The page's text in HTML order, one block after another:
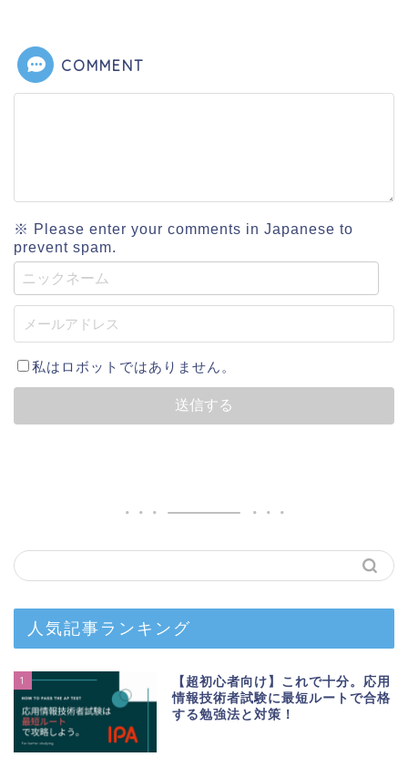
COMMENT
※ Please enter your comments in Japanese to
prevent spam.
私はロボットではありません。
人気記事ランキング
1
【超初心者向け】これで十分。応用
情報技術者試験に最短ルートで合格
する勉強法と対策！